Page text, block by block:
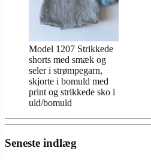
Model 1207 Strikkede
shorts med smæk og
seler i strømpegarn,
skjorte i bomuld med
print og strikkede sko i
uld/bomuld
Seneste indlæg